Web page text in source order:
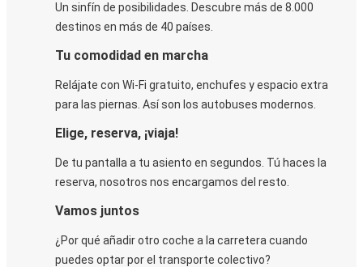
Un sinfín de posibilidades. Descubre más de 8.000
destinos en más de 40 países.
Tu comodidad en marcha
Relájate con Wi-Fi gratuito, enchufes y espacio extra
para las piernas. Así son los autobuses modernos.
Elige, reserva, ¡viaja!
De tu pantalla a tu asiento en segundos. Tú haces la
reserva, nosotros nos encargamos del resto.
Vamos juntos
¿Por qué añadir otro coche a la carretera cuando
puedes optar por el transporte colectivo?